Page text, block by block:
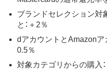
ブランドセレクション対
と：＋2％
dアカウントとAmazonア
0.5％
対象カテゴリからの購入